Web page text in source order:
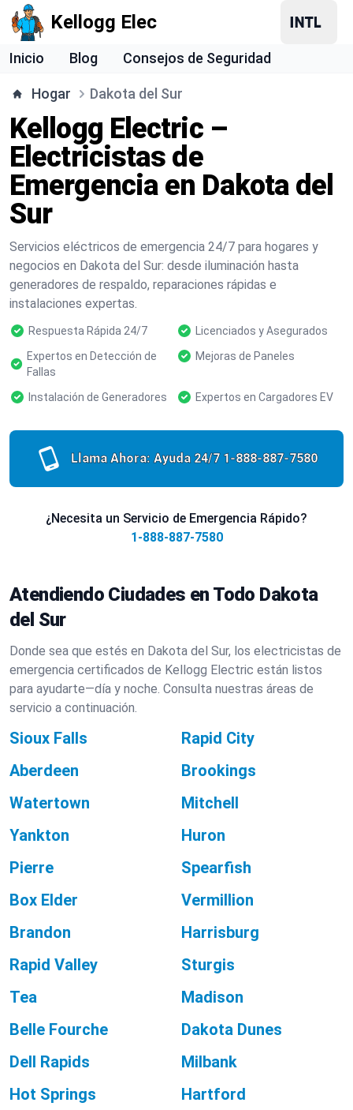
Kellogg Elec
Inicio Blog Consejos de Seguridad
Hogar Dakota del Sur
Kellogg Electric –
Electricistas de
Emergencia en Dakota del
Sur
Servicios eléctricos de emergencia 24/7 para hogares y
negocios en Dakota del Sur: desde iluminación hasta
generadores de respaldo, reparaciones rápidas e
instalaciones expertas.
Respuesta Rápida 24/7
Licenciados y Asegurados
Expertos en Detección de
Fallas
Mejoras de Paneles
Instalación de Generadores Expertos en Cargadores EV
Llama Ahora: Ayuda 24/7 1-888-887-7580
¿Necesita un Servicio de Emergencia Rápido?
1-888-887-7580
Atendiendo Ciudades en Todo Dakota
del Sur
Donde sea que estés en Dakota del Sur, los electricistas de
emergencia certificados de Kellogg Electric están listos
para ayudarte—día y noche. Consulta nuestras áreas de
servicio a continuación.
Sioux Falls
Rapid City
Aberdeen
Brookings
Watertown
Mitchell
Yankton
Huron
Pierre
Spearfish
Box Elder
Vermillion
Brandon
Harrisburg
Rapid Valley
Sturgis
Tea
Madison
Belle Fourche
Dakota Dunes
Dell Rapids
Milbank
Hot Springs
Hartford